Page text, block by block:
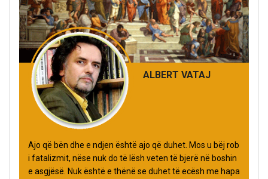
ALBERT VATAJ
Ajo që bën dhe e ndjen është ajo që duhet. Mos u bëj rob
i fatalizmit, nëse nuk do të lësh veten të bjerë në boshin
e asgjësë. Nuk është e thënë se duhet të ecësh me hapa